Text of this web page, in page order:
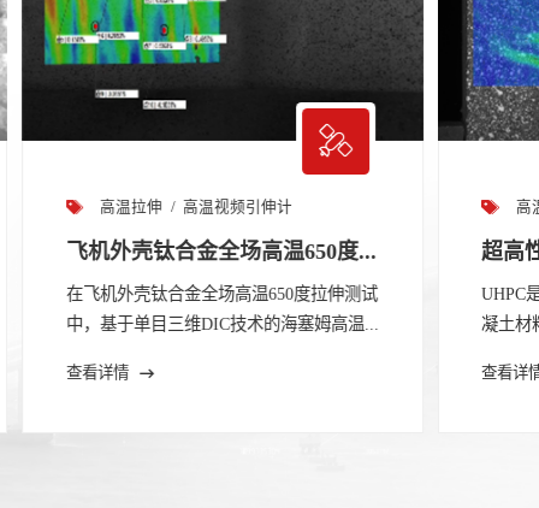
高温视频引伸计 高温拉伸
超高性能混凝土（UHPC）高...
UHPC是一种具有极高强度和耐久性的混
凝土材料，广泛应用于桥梁、建筑物和...
查看详情
高
CC
在极端
对测试
查看详